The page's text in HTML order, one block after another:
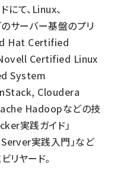
にて、Linux、
サーバー基盤のプリ
Hat Certified
Certified Linux
System
Cloudera
Hadoopなどの技
実践ガイド」
Server実践入門」など
リヤード。